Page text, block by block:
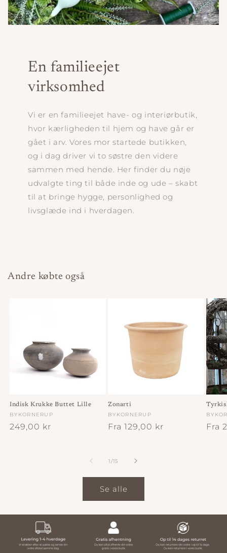
En familieejet
virksomhed
Vi er en familieejet have- og interiørbutik,
hvor kærligheden til hjem og have går er
gået i arv. Vores mor startede butikken,
og i dag driver vi to søstre den videre
sammen med hende. Her finder du nøje
udvalgte ting til både inde og ude – skabt
til at bringe hygge, personlighed og
livsglæde ind i hverdagen.
Andre købte også
Indisk Krukke Buttet Lille
Forhandler:
BYKORNERUP
Normalpris
249,00 kr
Zonarti
Forhandler:
BYKORNERUP
Normalpris
Fra 129,00 kr Fra
1/af
15
Se alle